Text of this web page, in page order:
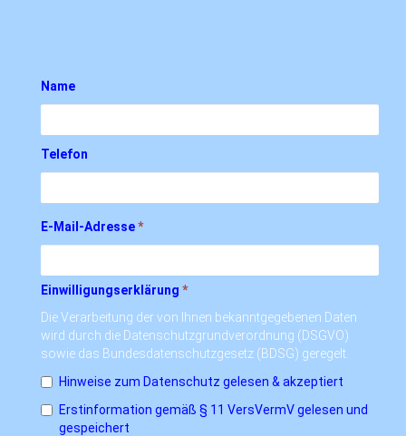
Name
Telefon
E-Mail-Adresse*
Einwilligungserklärung *
Die Verarbeitung der von Ihnen bekanntgegebenen Daten
wird durch die Datenschutzgrundverordnung (DSGVO)
sowie das Bundesdatenschutzgesetz (BDSG) geregelt.
Hinweise zum Datenschutz gelesen & akzeptiert
Erstinformation gemäß § 11 VersVermV gelesen und
gespeichert